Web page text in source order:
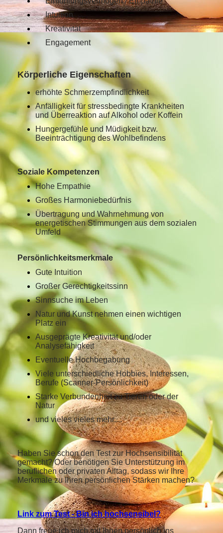
Intuition
Kreativität
Engagement
Körperliche Eigenschaften
erhöhte Schmerzempfindlichkeit
Anfälligkeit für stressbedingte Krankheiten
und Überreaktion auf Alkohol oder Koffein
Hungergefühle und Müdigkeit bzw.
Beeinträchtigung des Wohlbefindens
Soziale Kompetenzen
Hohe Empathie
Großes Harmoniebedürfnis
Übertragung und Wahrnehmung von
energetischen Stimmungen aus dem sozialen
Umfeld
Persönlichkeitsmerkmale
Gute Intuition
Großer Gerechtigkeitssinn
Sinnsuche im Leben
Natur und Kunst nehmen einen wichtigen
Platz ein
Ausgeprägte Kreativität und/oder
Analysefähigkeit
Eventuelle Hochbegabung
Viele unterschiedliche Hobbies, Interessen,
Berufe (Scanner-Persönlichkeit)
Starke Verbundenheit zu Tieren oder der
Natur
und vieles vieles mehr....
Haben Sie schon den Test zur Hochsensibilität
gemacht? Oder benötigen Sie Unterstützung im
beruflichen oder privaten Alltag, sodass wir Ihre
Merkmale zu Ihren persönlichen Stärken machen?
Link zum Test - Bin ich hochsensibel?
Dann freue ich mich mit Ihnen persönlich ins